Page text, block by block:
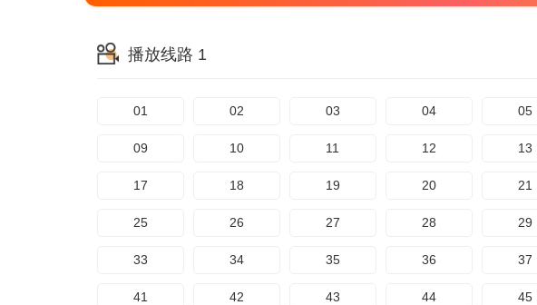
播放线路 1
01 02 03 04 05
09 10 11 12 13
17 18 19 20 21
25 26 27 28 29
33 34 35 36 37
41 42 43 44 45